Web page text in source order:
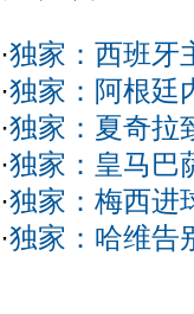
·独家：西班牙
·独家：阿根廷
·独家：夏奇拉
·独家：皇马巴
·独家：梅西进
·独家：哈维告